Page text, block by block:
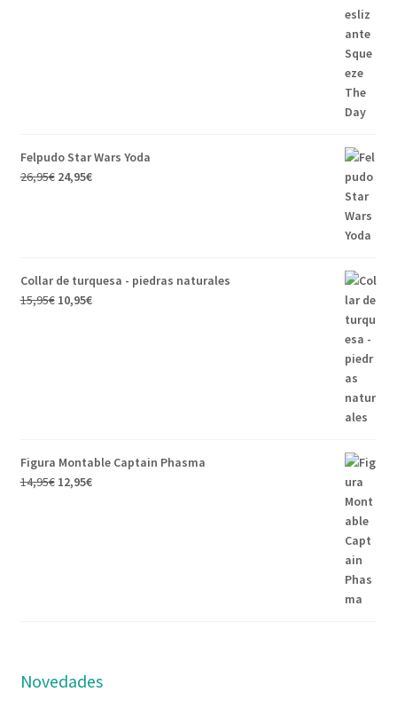
Felpudo Star Wars Yoda
26,95€ 24,95€
Collar de turquesa - piedras naturales
15,95€ 10,95€
Figura Montable Captain Phasma
14,95€ 12,95€
Novedades